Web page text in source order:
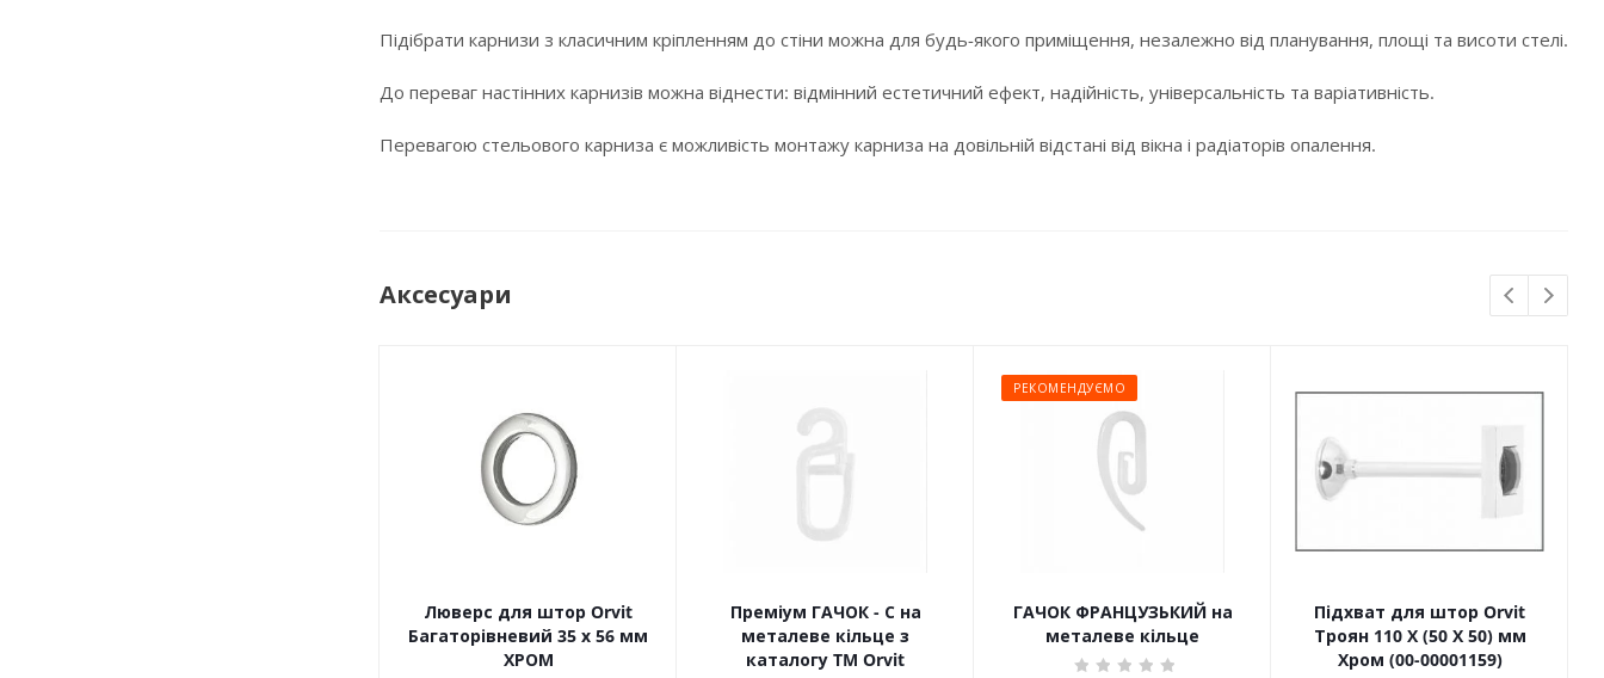
Підібрати карнизи з класичним кріпленням до стіни можна для будь-якого приміщення, незалежно від планування, площі та висоти стелі.
До переваг настінних карнизів можна віднести: відмінний естетичний ефект, надійність, універсальність та варіативність.
Перевагою стельового карниза є можливість монтажу карниза на довільній відстані від вікна і радіаторів опалення.
Аксесуари
Люверс для штор Orvit
Багаторівневий 35 х 56 мм
ХРОМ
Преміум ГАЧОК - С на
металеве кільце з
каталогу TM Orvit
РЕКОМЕНДУЄМО
ГАЧОК ФРАНЦУЗЬКИЙ на
металеве кільце
Підхват для штор Orvit
Троян 110 Х (50 Х 50) мм
Хром (00-00001159)